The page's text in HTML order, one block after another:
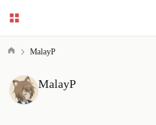
MalayP
MalayP